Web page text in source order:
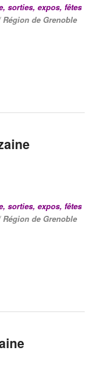
sorties, expos, fêtes
Région de Grenoble
sorties, expos, fêtes
Région de Grenoble